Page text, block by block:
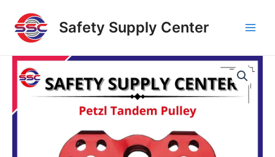
content
Safety Supply Center